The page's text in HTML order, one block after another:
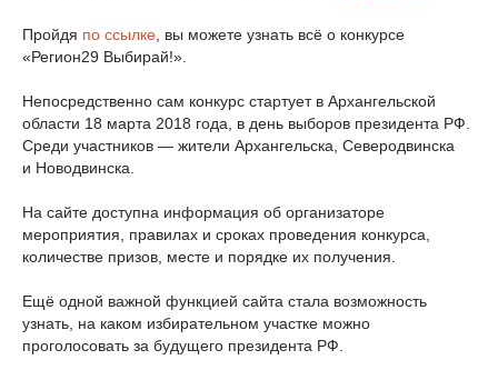
Пройдя по ссылке , вы можете узнать всё о конкурсе
«Регион29 Выбирай!».
Непосредственно сам конкурс стартует в Архангельской
области 18 марта 2018 года, в день выборов президента РФ.
Среди участников — жители Архангельска, Северодвинска
и Новодвинска.
На сайте доступна информация об организаторе
мероприятия, правилах и сроках проведения конкурса,
количестве призов, месте и порядке их получения.
Ещё одной важной функцией сайта стала возможность
узнать, на каком избирательном участке можно
проголосовать за будущего президента РФ.